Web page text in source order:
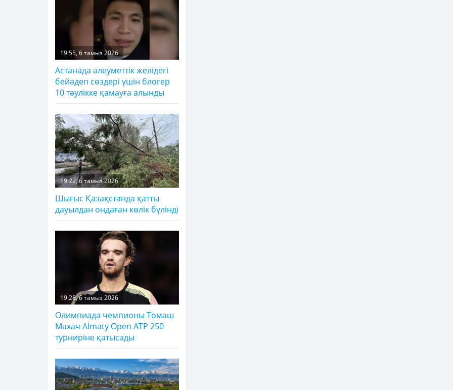
19:55, 6 тамыз 2026
Астанада әлеуметтік желідегі
бейәдеп сөздері үшін блогер
10 тәулікке қамауға алынды
19:22, 6 тамыз 2026
Шығыс Қазақстанда қатты
дауылдан ондаған көлік бүлінді
19:28, 6 тамыз 2026
Олимпиада чемпионы Томаш
Махач Almaty Open ATP 250
турниріне қатысады